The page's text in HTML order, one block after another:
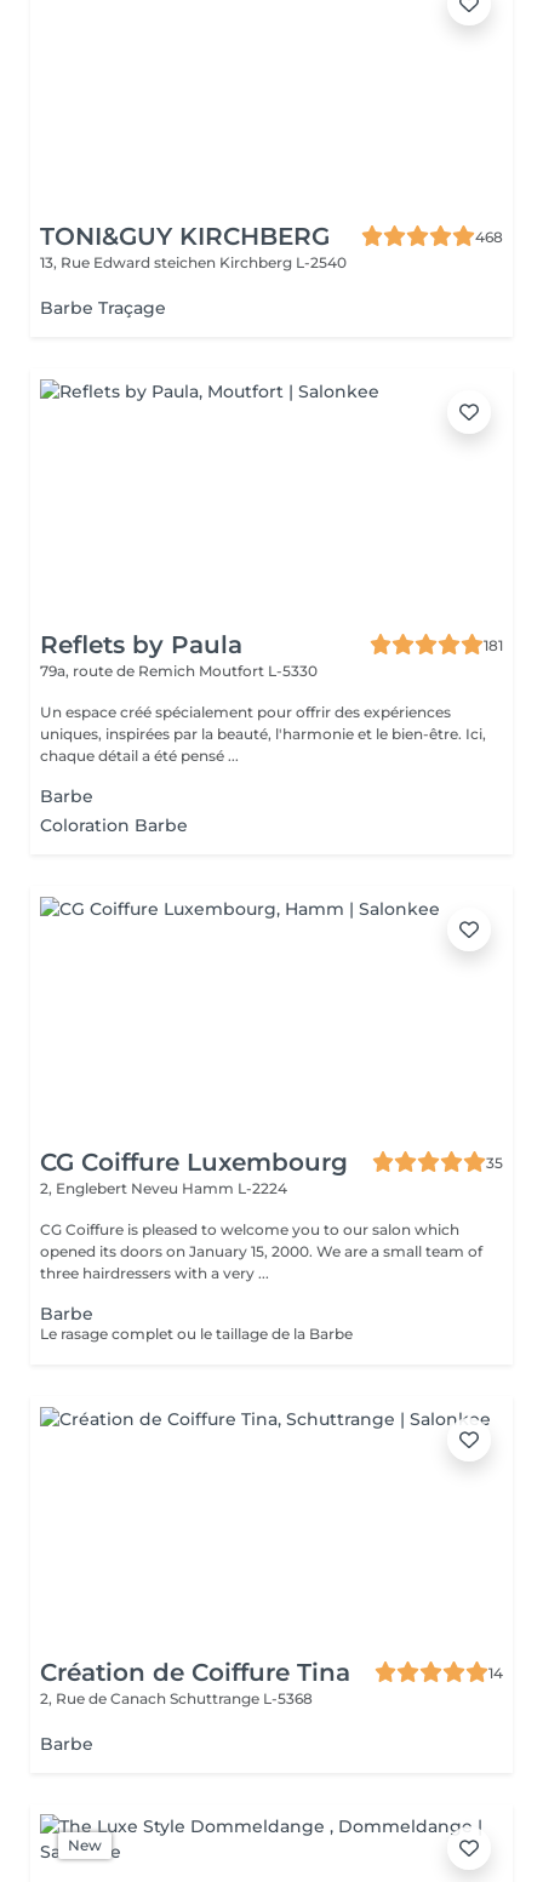
TONI&GUY KIRCHBERG
468
13, Rue Edward steichen Kirchberg L-2540
Barbe Traçage
Reflets by Paula
181
79a, route de Remich Moutfort L-5330
Un espace créé spécialement pour offrir des expériences
uniques, inspirées par la beauté, l'harmonie et le bien-être. Ici,
chaque détail a été pensé ...
Barbe
Coloration Barbe
CG Coiffure Luxembourg
35
2, Englebert Neveu Hamm L-2224
CG Coiffure is pleased to welcome you to our salon which
opened its doors on January 15, 2000. We are a small team of
three hairdressers with a very ...
Barbe
Le rasage complet ou le taillage de la Barbe
Création de Coiffure Tina
14
2, Rue de Canach Schuttrange L-5368
Barbe
New